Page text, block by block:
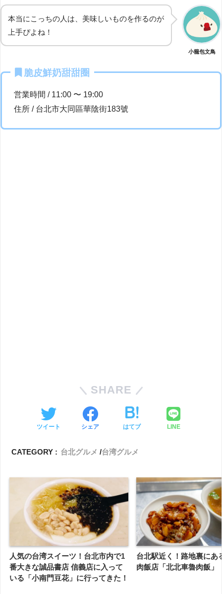
本当にこっちの人は、美味しいものを作るのが
上手ぴよね！
小籠包文鳥
脆皮鮮奶甜甜圈
営業時間 / 11:00 〜 19:00
住所 / 台北市大同區華陰街183號
SHARE
ツイート シェア はてブ LINE
CATEGORY : 台北グルメ 台湾グルメ
人気の台湾スイーツ！台北市内で1
番大きな誠品書店 信義店に入って
いる「小南門豆花」に行ってきた！
台北駅近く！路地裏にあ
肉飯店「北北車魯肉飯」